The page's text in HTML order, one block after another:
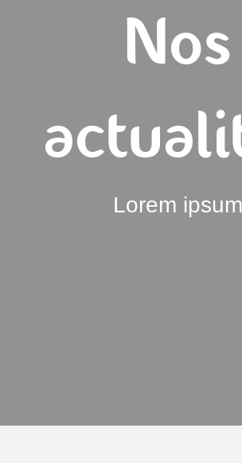
Nos
Lorem ipsum